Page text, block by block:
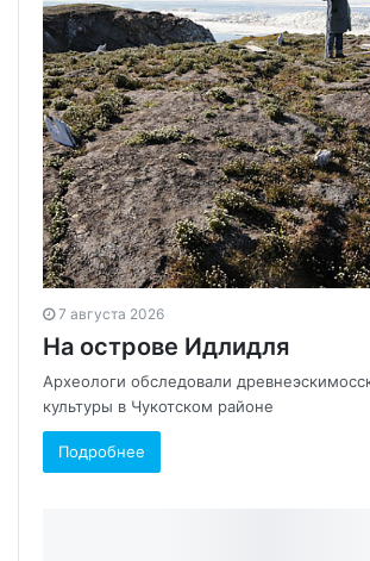
7 августа 2026
На острове Идлидля
Археологи обследовали
культуры в Чукотском районе
Подробнее